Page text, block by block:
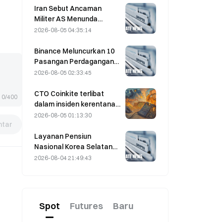
0/400
Laporan Keuangan
Memvalidasi Logika
Pertumbuhan?
Iran Sebut Ancaman
Militer AS Menunda
Kesepakatan Terkait
Oman pada 5 Agustus
2026-08-05 04:35:14
Binance Meluncurkan 10
Pasangan Perdagangan
bStocks Hari Ini Pukul
Menawarkan Biaya Maker
Nol
2026-08-05 02:33:45
CTO Coinkite terlibat
dalam insiden kerentanan
Coldcard yang memicu
serangan dan
mengakibatkan kerugian
sebesar US$114 juta.
2026-08-05 01:13:30
Layanan Pensiun
Nasional Korea Selatan
Beralih ke Saham-Saham
2026-08-04 21:49:43
Spot Futures Baru